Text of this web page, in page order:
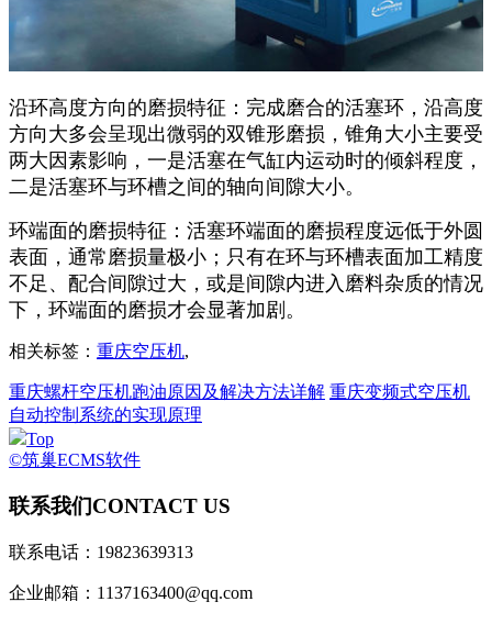
沿环高度方向的磨损特征：完成磨合的活塞环，沿高度
方向大多会呈现出微弱的双锥形磨损，锥角大小主要受
两大因素影响，一是活塞在气缸内运动时的倾斜程度，
二是活塞环与环槽之间的轴向间隙大小。
环端面的磨损特征：活塞环端面的磨损程度远低于外圆
表面，通常磨损量极小；只有在环与环槽表面加工精度
不足、配合间隙过大，或是间隙内进入磨料杂质的情况
下，环端面的磨损才会显著加剧。
相关标签： 重庆空压机,
重庆螺杆空压机跑油原因及解决方法详解 重庆变频式空压机
自动控制系统的实现原理
Top
©筑巢ECMS软件
联系我们CONTACT US
联系电话：19823639313
企业邮箱：1137163400@qq.com